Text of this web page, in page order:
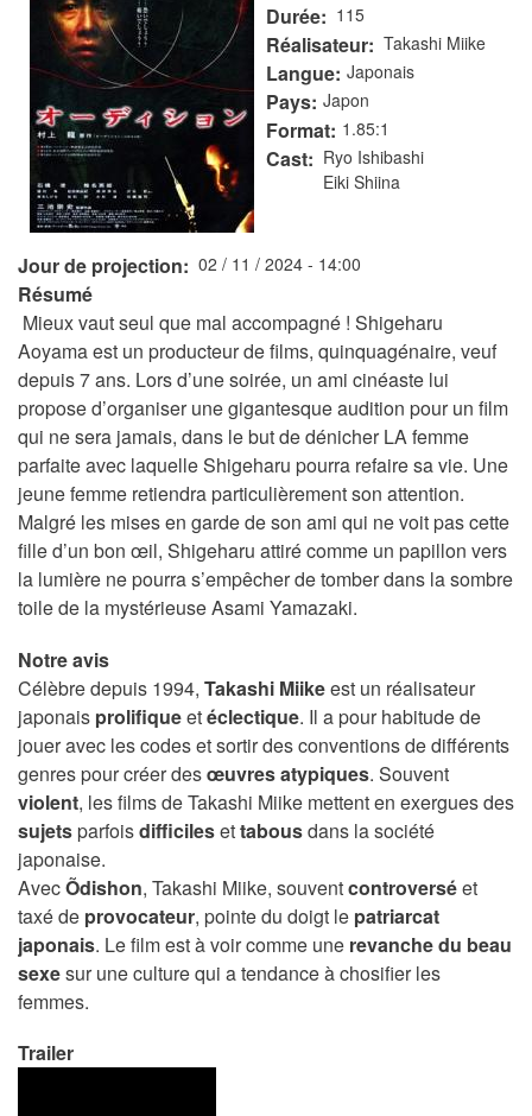
Durée 115
Réalisateur Takashi Miike
Langue Japonais
Pays Japon
Format 1.85:1
Cast
Ryo Ishibashi
Eiki Shiina
Jour de projection 02 / 11 / 2024 - 14:00
Résumé
Mieux vaut seul que mal accompagné ! Shigeharu
Aoyama est un producteur de films, quinquagénaire, veuf
depuis 7 ans. Lors d’une soirée, un ami cinéaste lui
propose d’organiser une gigantesque audition pour un film
qui ne sera jamais, dans le but de dénicher LA femme
parfaite avec laquelle Shigeharu pourra refaire sa vie. Une
jeune femme retiendra particulièrement son attention.
Malgré les mises en garde de son ami qui ne voit pas cette
fille d’un bon œil, Shigeharu attiré comme un papillon vers
la lumière ne pourra s’empêcher de tomber dans la sombre
toile de la mystérieuse Asami Yamazaki.
Notre avis
Célèbre depuis 1994, Takashi Miikeest un réalisateur
japonais prolifiqueetéclectique. Il a pour habitude de
jouer avec les codes et sortir des conventions de différents
genres pour créer desœuvresatypiques. Souvent
violent, les films de Takashi Miike mettent en exergues des
sujetsparfoisdifficilesettabousdans la société
japonaise.
AvecÕdishon, Takashi Miike, souventcontroverséet
taxé de provocateur, pointe du doigt le patriarcat
japonais. Le film est à voir comme une revanche du beau
sexesur une culture qui a tendance à chosifier les
femmes.
Trailer